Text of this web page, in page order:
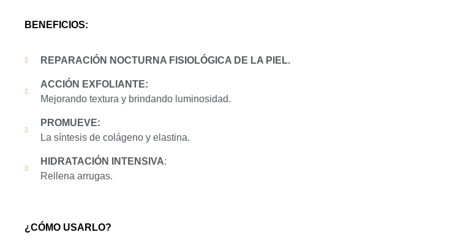
BENEFICIOS:
REPARACIÓN NOCTURNA FISIOLÓGICA DE LA PIEL.
ACCIÓN EXFOLIANTE:
Mejorando textura y brindando luminosidad.
PROMUEVE:
La síntesis de colágeno y elastina.
HIDRATACIÓN INTENSIVA:
Rellena arrugas.
¿CÓMO USARLO?